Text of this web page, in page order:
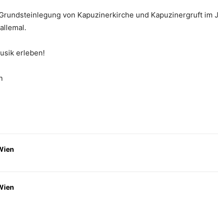
von Kapuzinerkirche und Kapuzinergruft im
erleben!